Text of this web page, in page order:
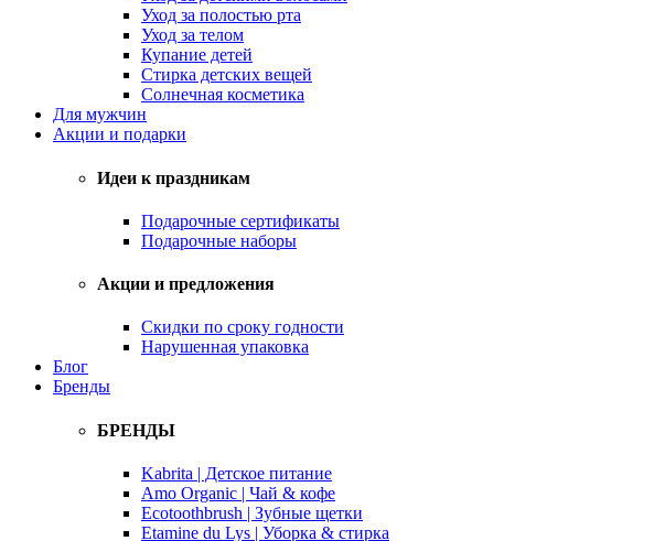
Уход за полостью рта
Уход за телом
Купание детей
Стирка детских вещей
Солнечная косметика
Для мужчин
Акции и подарки
Идеи к праздникам
Подарочные сертификаты
Подарочные наборы
Акции и предложения
Скидки по сроку годности
Нарушенная упаковка
Блог
Бренды
БРЕНДЫ
Kabrita | Детское питание
Amo Organic | Чай & кофе
Ecotoothbrush | Зубные щетки
Etamine du Lys | Уборка & стирка